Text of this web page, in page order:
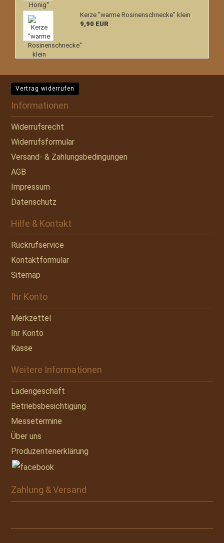
Kerze "warme Rosinenschnecke" klein
9,90 EUR
Vertrag widerrufen
Informationen
Widerrufsrecht
Widerrufsformular
Versand- & Zahlungsbedingungen
AGB
Impressum
Datenschutz
Hilfe & Kontakt
Rückrufservice
Kontaktformular
Sitemap
Ihr Konto
Merkzettel
Ihr Konto
Kasse
Weitere Informationen
Ladengeschäft
Betriebsbesichtigung
Messetermine
Über uns
Produzentenerklärung
Zahlung & Versand